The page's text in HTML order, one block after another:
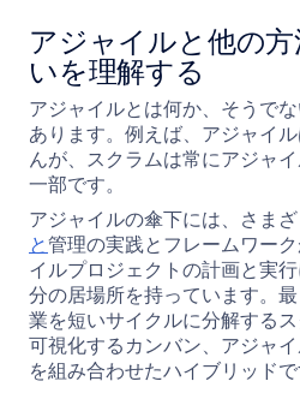
アジャイルと他の
いを理解する
アジャイルとは何か、そうで
あります。例えば、アジャイ
んが、スクラムは常にアジャ
一部です。
アジャイルの傘下には、さま
と管理の実践とフレームワー
イルプロジェクトの計画と実
分の居場所を持っています。
業を短いサイクルに分解する
可視化するカンバン、アジャ
を組み合わせたハイブリッドで